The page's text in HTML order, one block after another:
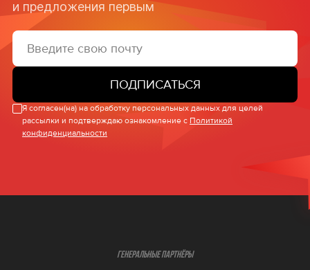
и предложения первым
ПОДПИСАТЬСЯ
Я согласен(на) на обработку персональных данных для целей
рассылки и подтверждаю ознакомление с Политикой
конфиденциальности
ГЕНЕРАЛЬНЫЕ ПАРТНЁРЫ